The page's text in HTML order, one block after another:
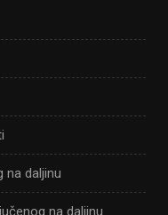
na daljinu
na daljinu